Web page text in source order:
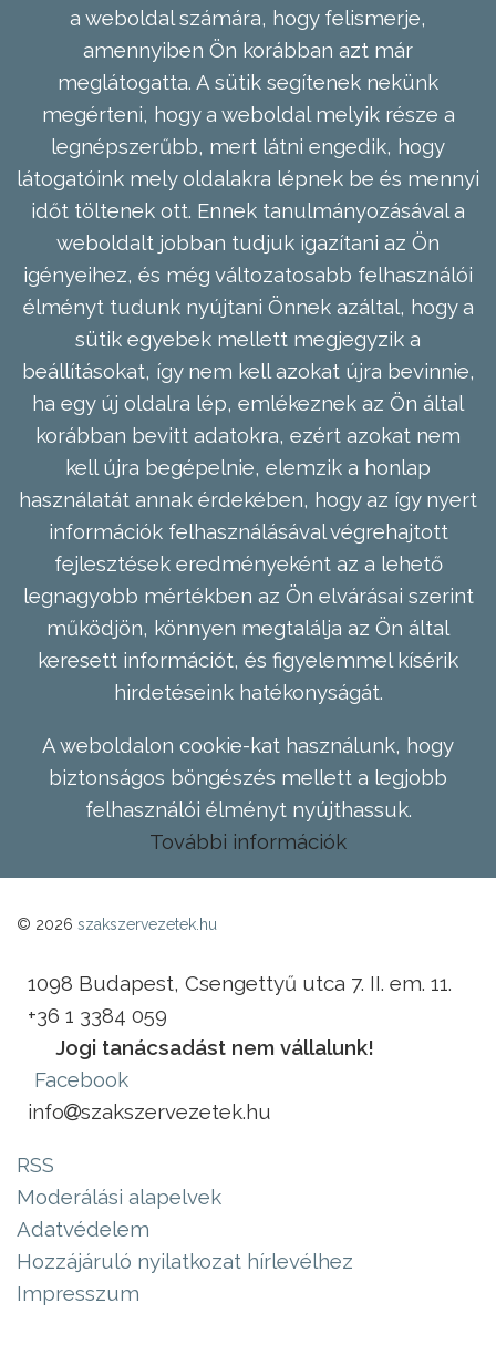
a weboldal számára, hogy felismerje,
amennyiben Ön korábban azt már
meglátogatta. A sütik segítenek nekünk
megérteni, hogy a weboldal melyik része a
legnépszerűbb, mert látni engedik, hogy
látogatóink mely oldalakra lépnek be és mennyi
időt töltenek ott. Ennek tanulmányozásával a
weboldalt jobban tudjuk igazítani az Ön
igényeihez, és még változatosabb felhasználói
élményt tudunk nyújtani Önnek azáltal, hogy a
sütik egyebek mellett megjegyzik a
beállításokat, így nem kell azokat újra bevinnie,
ha egy új oldalra lép, emlékeznek az Ön által
korábban bevitt adatokra, ezért azokat nem
kell újra begépelnie, elemzik a honlap
használatát annak érdekében, hogy az így nyert
információk felhasználásával végrehajtott
fejlesztések eredményeként az a lehető
legnagyobb mértékben az Ön elvárásai szerint
működjön, könnyen megtalálja az Ön által
keresett információt, és figyelemmel kísérik
hirdetéseink hatékonyságát.
A weboldalon cookie-kat használunk, hogy
biztonságos böngészés mellett a legjobb
felhasználói élményt nyújthassuk.
További információk
© 2026 szakszervezetek.hu
1098 Budapest, Csengettyű utca 7. II. em. 11.
+36 1 3384 059
Jogi tanácsadást nem vállalunk!
Facebook
info
szakszervezetek.hu
RSS
Moderálási alapelvek
Adatvédelem
Hozzájáruló nyilatkozat hírlevélhez
Impresszum